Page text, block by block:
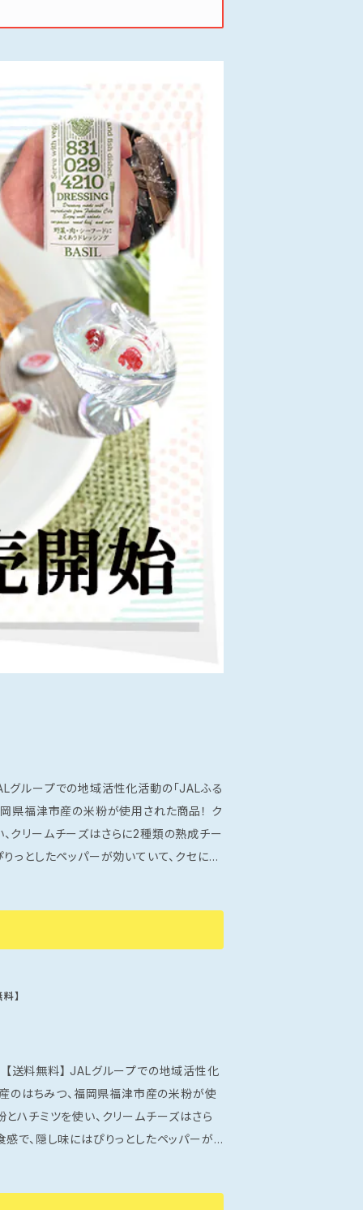
県福津市産の米粉が使用された商品！ ク
クリームチーズはさらに2種類の熟成チー
っとしたペッパーが効いていて、クセにな
集まり
！ ※手提げ袋付なのでち
】
プでの地域活性化
のはちみつ、福岡県福津市産の米粉が使
で、隠し味にはぴりっとしたペッパーが
味しさです！ 特別な日の手土